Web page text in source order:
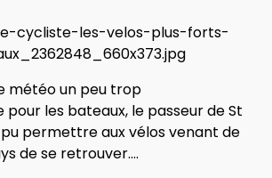
météo un peu trop
les bateaux, le passeur de St
pu permettre aux vélos venant de
de se retrouver….